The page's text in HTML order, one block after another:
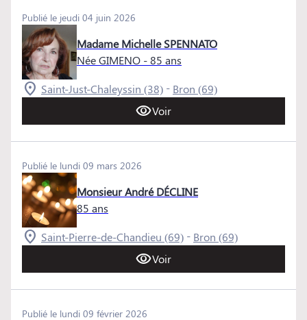
Publié le jeudi 04 juin 2026
Madame Michelle SPENNATO
Née GIMENO - 85 ans
Saint-Just-Chaleyssin (38) - Bron (69)
Voir
Publié le lundi 09 mars 2026
Monsieur André DÉCLINE
85 ans
Saint-Pierre-de-Chandieu (69) - Bron (69)
Voir
Publié le lundi 09 février 2026